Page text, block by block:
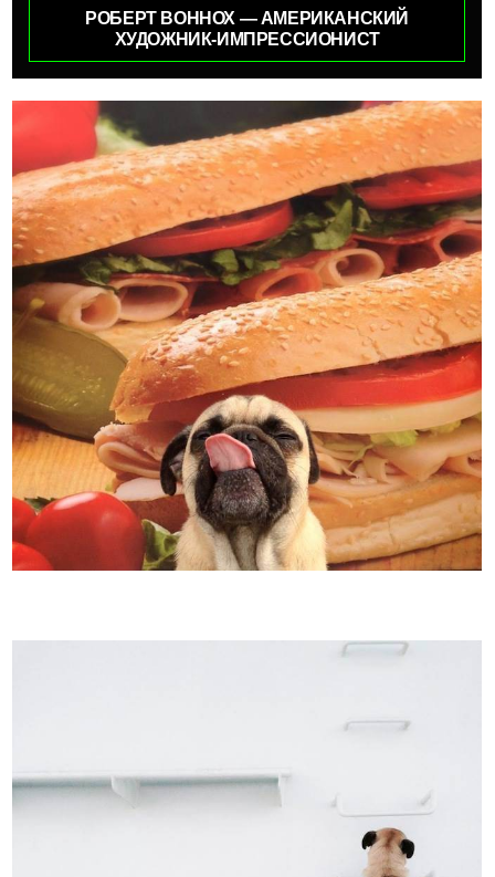
РОБЕРТ ВОННОХ — АМЕРИКАНСКИЙ
ХУДОЖНИК-ИМПРЕССИОНИСТ